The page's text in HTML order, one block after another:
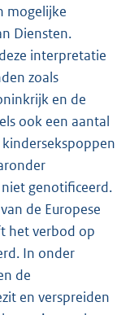
mogelijke
Diensten.
interpretatie
zoals
en de
ook een aantal
genotificeerd.
de Europese
het verbod op
In onder
de
en verspreiden